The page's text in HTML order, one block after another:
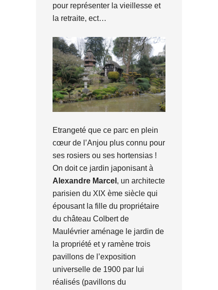
pour représenter la vieillesse et
la retraite, ect…
Etrangeté que ce parc en plein
cœur de l’Anjou plus connu pour
ses rosiers ou ses hortensias !
On doit ce jardin japonisant à
Alexandre Marcel , un architecte
parisien du XIX ème siècle qui
épousant la fille du propriétaire
du château Colbert de
Maulévrier aménage le jardin de
la propriété et y ramène trois
pavillons de l’exposition
universelle de 1900 par lui
réalisés (pavillons du